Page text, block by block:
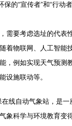
的“宣传者”和“行动者
需要考虑选址的代表
着物联网、人工智能
，例如实现天气预测
设施联动等。
线自动气象站，是一
象科学与环境教育变